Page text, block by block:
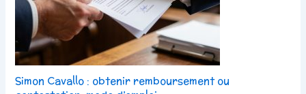
Simon Cavallo : obtenir remboursement ou